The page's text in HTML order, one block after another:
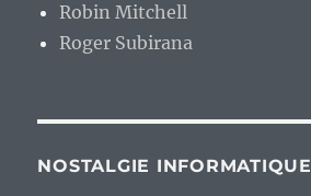
Robin Mitchell
Roger Subirana
NOSTALGIE INFORMATIQUE